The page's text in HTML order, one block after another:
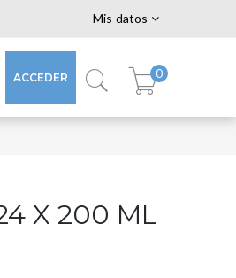
Mis datos
ACCEDER 0
X 200 ML